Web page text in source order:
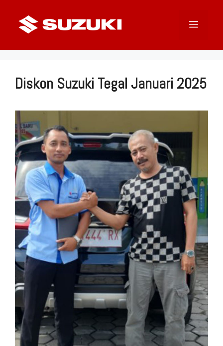
Menu
Diskon Suzuki Tegal Januari 2025